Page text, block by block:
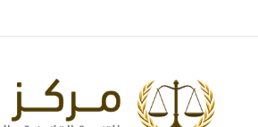
والتحول: قراءة في واقع 2022-2026